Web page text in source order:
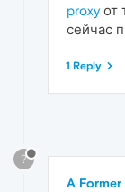
proxyот
сейчас
1 Reply
?
A Former